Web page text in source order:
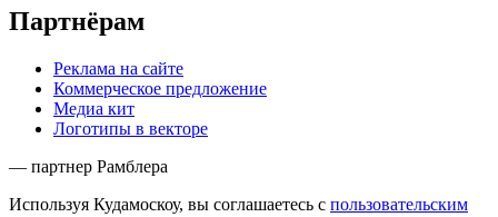
Партнёрам
Реклама на сайте
Коммерческое предложение
Медиа кит
Логотипы в векторе
— партнер Рамблера
Используя Кудамоскоу, вы соглашаетесь с пользовательским